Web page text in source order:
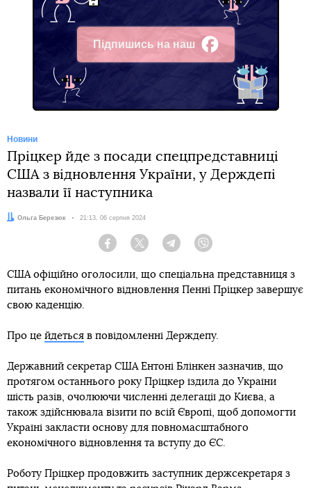
Підпишись на наш
Facebook
Новини
Пріцкер йде з посади спецпредставниці
США з відновлення України, у Держдепі
назвали її наступника
Автор:
Ольга Березюк Дата:
21:13, 06 серпня 2024
Facebook Twitter Telegram
США офіційно оголосили, що спеціальна представниця з
питань економічного відновлення Пенні Пріцкер завершує
свою каденцію.
Про це йдеться в повідомленні Держдепу.
Державний секретар США Ентоні Блінкен зазначив, що
протягом останнього року Пріцкер їздила до України
шість разів, очолюючи численні делегації до Києва, а
також здійснювала візити по всій Європі, щоб допомогти
Україні закласти основу для повномасштабного
економічного відновлення та вступу до ЄС.
Роботу Пріцкер продовжить заступник держсекретаря з